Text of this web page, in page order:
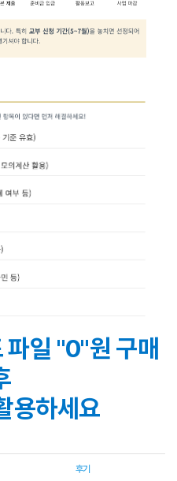
일 "0"원 구매
용하세요
후기